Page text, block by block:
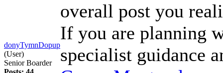
donyTymnDopup
(User)
Senior Boarder
overall post you
If you are planning
specialist guidance